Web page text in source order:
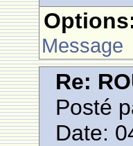
Message
Re:
Posté
Date: